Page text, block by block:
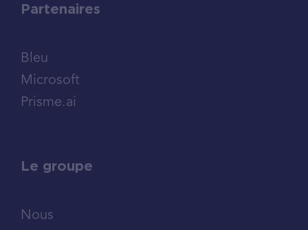
Partenaires
Bleu
Microsoft
Prisme.ai
Le groupe
Nous